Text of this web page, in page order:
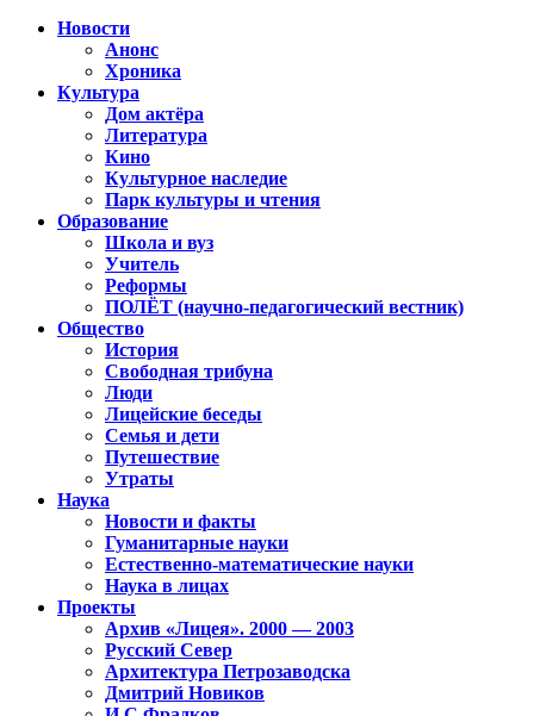
Новости
Анонс
Хроника
Культура
Дом актёра
Литература
Кино
Культурное наследие
Парк культуры и чтения
Образование
Школа и вуз
Учитель
Реформы
ПОЛЁТ (научно-педагогический вестник)
Общество
История
Свободная трибуна
Люди
Лицейские беседы
Семья и дети
Путешествие
Утраты
Наука
Новости и факты
Гуманитарные науки
Естественно-математические науки
Наука в лицах
Проекты
Архив «Лицея». 2000 — 2003
Русский Север
Архитектура Петрозаводска
Дмитрий Новиков